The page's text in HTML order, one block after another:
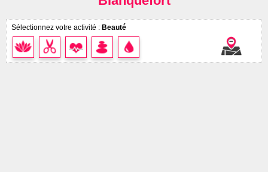
Sélectionnez votre activité : Beauté